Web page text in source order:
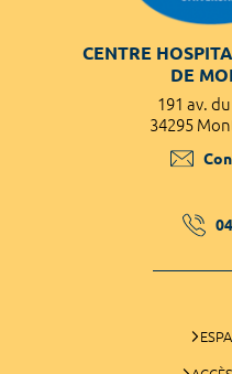
CENTRE
DE
191 av.
34295